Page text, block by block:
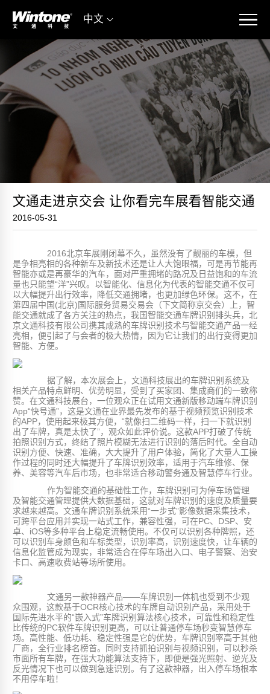
中文
文通走进京交会 让你看完车展看智能交通
2016-05-31
2016北京车展刚闭幕不久，虽然没有了靓丽的车模，但
是争相亮相的各种新车及新技术还是让人大饱眼福，可是再节能再
智能亦或是再豪华的汽车，面对严重拥堵的路况及日益饱和的车流
量也只能望“洋”兴叹。以智能化、信息化为代表的智能交通不仅可
以大幅提升出行效率，降低交通拥堵，也更加绿色环保。这不，在
第四届中国(北京)国际服务贸易交易会（下文简称京交会）上，智
能交通就成了各方关注的热点，我国智能交通车牌识别排头兵，北
京文通科技有限公司携其成熟的车牌识别技术与智能交通产品一经
亮相，便引起了与会者的极大热情，因为它让我们的出行变得更加
智能、方便。
据了解，本次展会上，文通科技展出的车牌识别系统及
相关产品特点鲜明、优势明显，受到了买家团、集成商们的一致称
赞。在文通科技展台，一位观众正在试用文通新版移动端车牌识别
App“快号通”，这是文通在业界最先发布的基于视频预览识别技术
的APP，使用起来极其方便，“就像扫二维码一样，扫一下就识别
出了车牌，真是太快了”，观众如此评价说。这款APP打破了传统
拍照识别方式，终结了照片模糊无法进行识别的落后时代。全自动
识别方便、快速、准确，大大提升了用户体验，简化了大量人工操
作过程的同时还大幅提升了车牌识别效率，适用于汽车维修、保
养、美容等汽车后市场，也非常适合移动警务通及智慧停车行业。
作为智能交通的基础性工作，车牌识别可为停车场管理
及智能交通管理提供大数据基础，这就对车牌识别的速度及质量要
求越来越高。文通车牌识别系统采用“一步式”影像数据采集技术，
可跨平台应用并实现一站式工作，兼容性强，可在PC、DSP、安
卓、iOS等多种平台上稳定流畅使用。不仅可以识别各种牌照，还
可以识别车身颜色和车标类型，识别率高，识别速度快，让车辆的
信息化监管成为现实，非常适合在停车场出入口、电子警察、治安
卡口、高速收费站等场所使用。
文通另一款神器产品——车牌识别一体机也受到不少观
众围观，这款基于OCR核心技术的车牌自动识别产品，采用处于
国际先进水平的“嵌入式”车牌识别算法核心技术，可靠性和稳定性
比传统的PC软件车牌识别更高，可以让普通停车场秒变智慧停车
场。高性能、低功耗、稳定性强是它的优势，车牌识别率高于其他
厂商，全行业排名榜首。同时支持抓拍识别与视频识别，可以秒杀
市面所有车牌，在强大功能算法支持下，即便是强光照射、逆光及
反光情况下也可以做到急速识别。有了这款神器，出入停车场根本
不用停车啦！